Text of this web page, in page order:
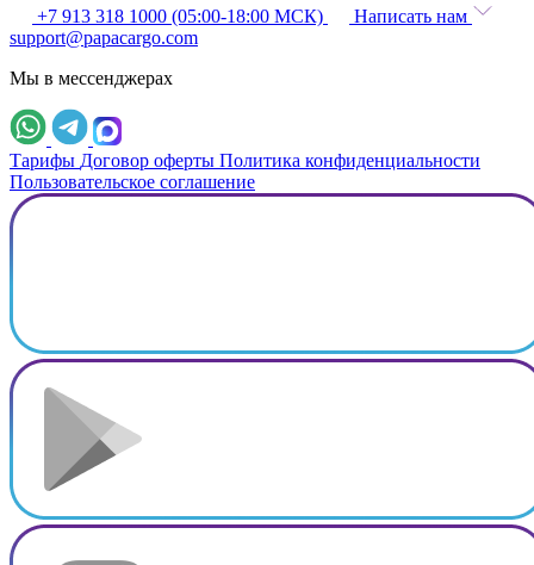
+7 913 318 1000 (05:00-18:00 МСК)
Написать нам
support@papacargo.com
Мы в мессенджерах
Тарифы Договор оферты Политика конфиденциальности
Пользовательское соглашение